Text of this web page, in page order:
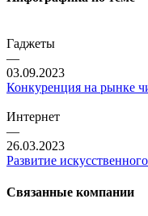
Гаджеты
—
03.09.2023
Конкуренция на рынке
Интернет
—
26.03.2023
Развитие
Связанные компании